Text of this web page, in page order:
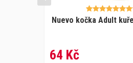
Nuevo kočka Adult
64 Kč